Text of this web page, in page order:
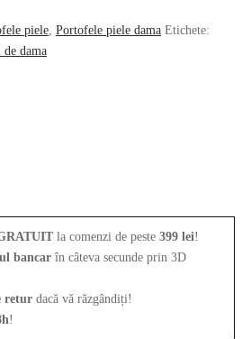
piele Portofele piele dama Etichete:
dama
la comenzi de peste 399 lei!
bancar în câteva secunde prin 3D
retur dacă vă răzgândiți!
!